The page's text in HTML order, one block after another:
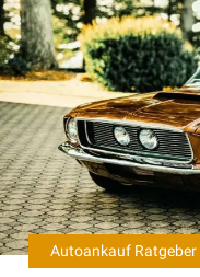
Autoankauf Ratgeber